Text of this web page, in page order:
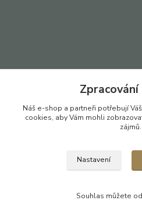
Zpracování
Náš e-shop a partneři potřebují Váš
cookies, aby Vám mohli
zájmů.
Nastavení
Souhlas můžete